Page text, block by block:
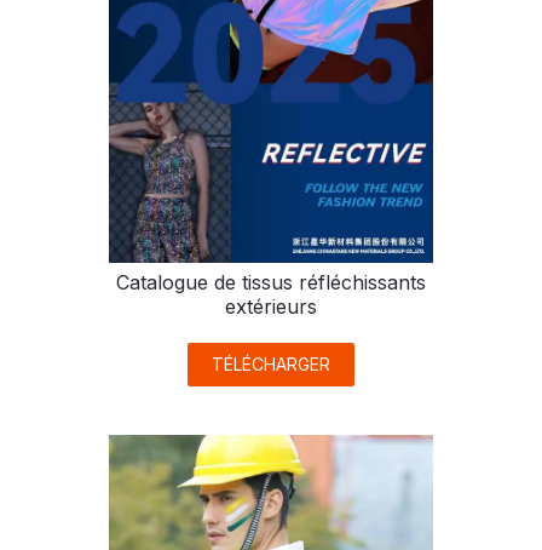
Catalogue de tissus réfléchissants
extérieurs
TÉLÉCHARGER